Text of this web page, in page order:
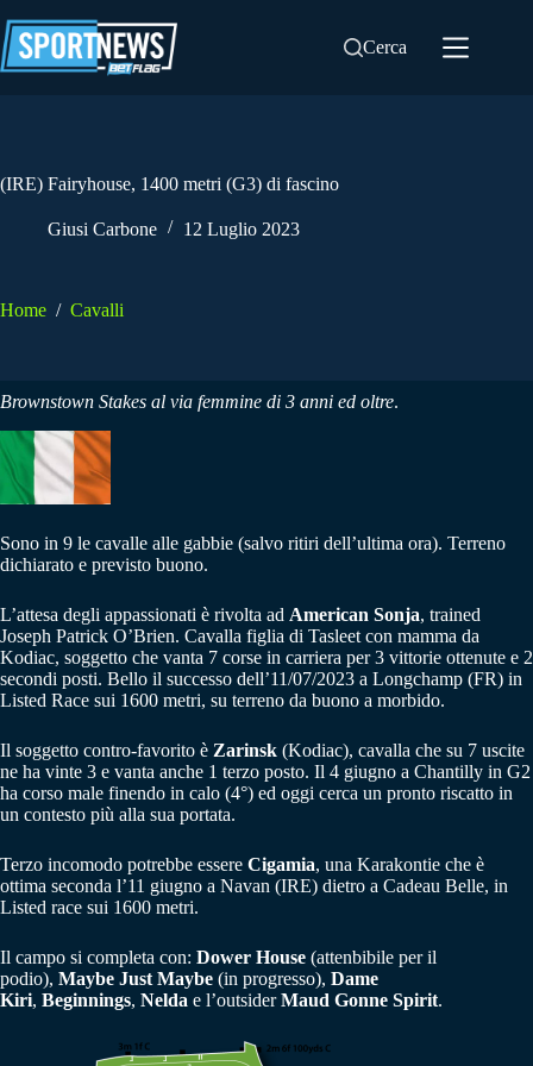
al
contenuto
Cerca
(IRE) Fairyhouse, 1400 metri (G3) di fascino
Giusi Carbone 12 Luglio 2023
Home / Cavalli
Brownstown Stakes al via femmine di 3 anni ed oltre.
Sono in 9 le cavalle alle gabbie (salvo ritiri dell’ultima ora). Terreno
dichiarato e previsto buono.
L’attesa degli appassionati è rivolta ad American Sonja, trained
Joseph Patrick O’Brien. Cavalla figlia di Tasleet con mamma da
Kodiac, soggetto che vanta 7 corse in carriera per 3 vittorie ottenute e 2
secondi posti. Bello il successo dell’11/07/2023 a Longchamp (FR) in
Listed Race sui 1600 metri, su terreno da buono a morbido.
Il soggetto contro-favorito è Zarinsk (Kodiac), cavalla che su 7 uscite
ne ha vinte 3 e vanta anche 1 terzo posto. Il 4 giugno a Chantilly in G2
ha corso male finendo in calo (4°) ed oggi cerca un pronto riscatto in
un contesto più alla sua portata.
Terzo incomodo potrebbe essere Cigamia, una Karakontie che è
ottima seconda l’11 giugno a Navan (IRE) dietro a Cadeau Belle, in
Listed race sui 1600 metri.
Il campo si completa con: Dower House (attenbibile per il
podio), Maybe Just Maybe (in progresso), Dame
Kiri, Beginnings, Nelda e l’outsiderMaud Gonne Spirit.